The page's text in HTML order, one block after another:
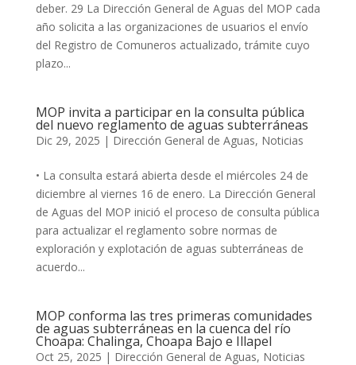
deber. 29 La Dirección General de Aguas del MOP cada
año solicita a las organizaciones de usuarios el envío
del Registro de Comuneros actualizado, trámite cuyo
plazo...
MOP invita a participar en la consulta pública
del nuevo reglamento de aguas subterráneas
Dic 29, 2025 | Dirección General de Aguas, Noticias
• La consulta estará abierta desde el miércoles 24 de
diciembre al viernes 16 de enero. La Dirección General
de Aguas del MOP inició el proceso de consulta pública
para actualizar el reglamento sobre normas de
exploración y explotación de aguas subterráneas de
acuerdo...
MOP conforma las tres primeras comunidades
de aguas subterráneas en la cuenca del río
Choapa: Chalinga, Choapa Bajo e Illapel
Oct 25, 2025 | Dirección General de Aguas, Noticias